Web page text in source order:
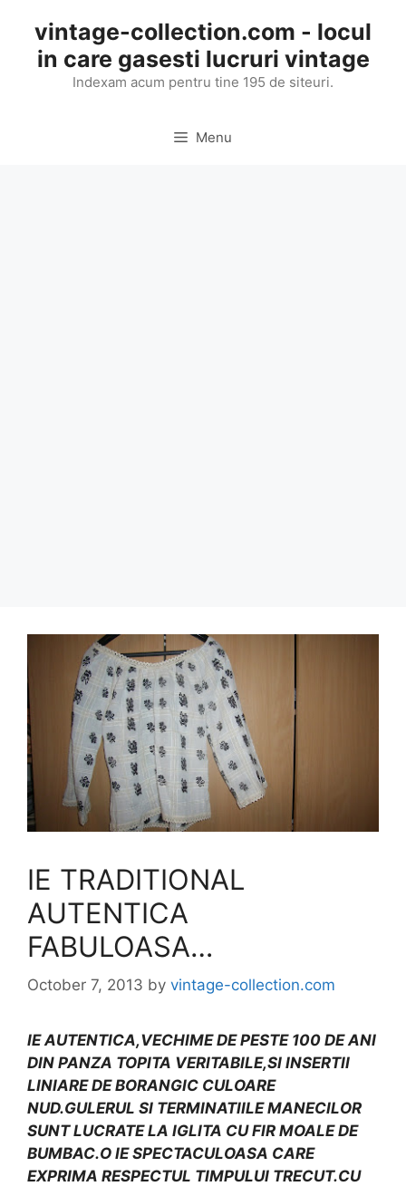
content
vintage-collection.com - locul
in care gasesti lucruri vintage
Indexam acum pentru tine 195 de siteuri.
Menu
IE TRADITIONAL
AUTENTICA
FABULOASA…
October 7, 2013 by vintage-collection.com
IE AUTENTICA,VECHIME DE PESTE 100 DE ANI
DIN PANZA TOPITA VERITABILE,SI INSERTII
LINIARE DE BORANGIC CULOARE
NUD.GULERUL SI TERMINATIILE MANECILOR
SUNT LUCRATE LA IGLITA CU FIR MOALE DE
BUMBAC.O IE SPECTACULOASA CARE
EXPRIMA RESPECTUL TIMPULUI TRECUT.CU